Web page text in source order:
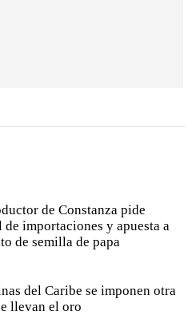
de Constanza pide
de importaciones y apuesta a
de semilla de papa
del Caribe se imponen otra
llevan el oro